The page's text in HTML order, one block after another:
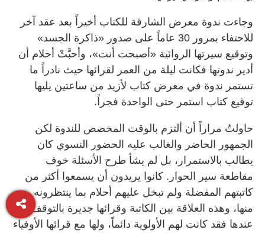
وجاءت ندوة معرض الشارقة للكتاب أخيراً بعد عقد آخر
للاحتفاء بمرور 30 عاماً على صدور «ذاكرة الجسد»
وتوقيع سيرتها الروائية «أصبحت أنت»، وأحبَّتْ أحلام أن
أدير ندوتها فكانت ليلة من العمر لقرائها حيث نادراً ما
تستمر ندوة في معرض كتاب لأزيد من ساعتين يليها
توقيع كتاب استمر حتى الواحدة فجراً.
حاولتُ مراراً أن ألتزم بالوقت المخصص للندوة لكن
الجمهور الحاضر والغالب عليه الحضور النسوي كان
يطالب بالاستمرار، بل لم يشأ طرح الأسئلة خوف
مقاطعة سير الحوار. كانوا يريدون أن يسمعوا أكثر من
كاتبتهم المفضلة ولم تبخل عليهم أحلام بما ينتظرونه
منها، وهذه العلاقة بين الكاتبة وقرائها جديرة بالتوقف
عندها فقد كانت لهم الأولوية دائماً، ولها مع قرائها الأوفياء